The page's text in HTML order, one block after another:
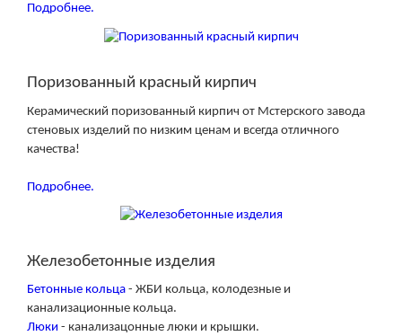
Подробнее.
Поризованный красный кирпич
Керамический поризованный кирпич от Мстерского завода
стеновых изделий по низким ценам и всегда отличного
качества!
Подробнее.
Железобетонные изделия
Бетонные кольца - ЖБИ кольца, колодезные и
канализационные кольца.
Люки - канализацонные люки и крышки.